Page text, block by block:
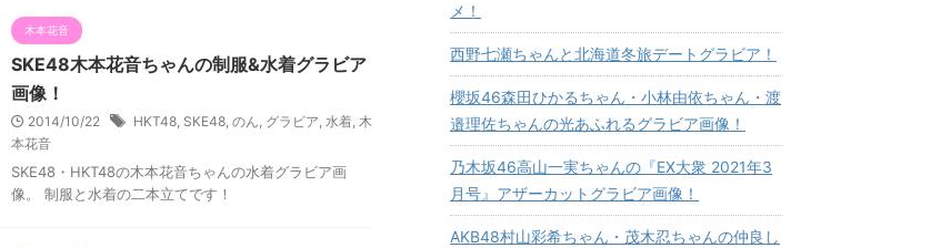
木本花音
SKE48木本花音ちゃんの制服&水着グラビア
画像！
2014/10/22 HKT48, SKE48, のん, グラビア, 水着, 木
本花音
SKE48・HKT48の木本花音ちゃんの水着グラビア画
像。 制服と水着の二本立てです！
メ！
西野七瀬ちゃんと北海道冬旅デートグラビア！
櫻坂46森田ひかるちゃん・小林由依ちゃん・渡
邉理佐ちゃんの光あふれるグラビア画像！
乃木坂46高山一実ちゃんの『EX大衆 2021年3
月号』アザーカットグラビア画像！
AKB48村山彩希ちゃん・茂木忍ちゃんの仲良し